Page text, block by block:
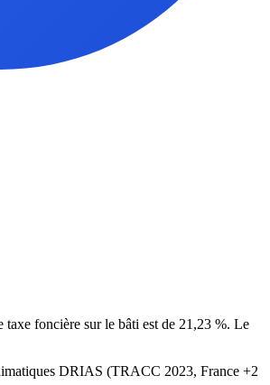
foncière sur le bâti est de 21,23 %. Le
DRIAS (TRACC 2023, France +2